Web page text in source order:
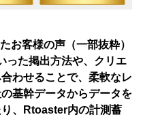
お客様の声（一部抜粋）
った掲出方法や、クリエ
わせることで、柔軟なレ
基幹データからデータを
、Rtoaster内の計測蓄